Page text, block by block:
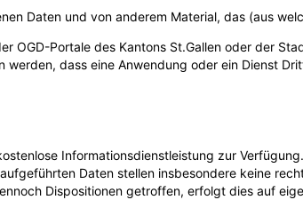
Daten und von anderem Material, das (aus
OGD-Portale des Kantons St.Gallen oder der
dass eine Anwendung oder ein Dienst
Informationsdienstleistung zur
Daten stellen insbesondere keine
Dispositionen getroffen, erfolgt dies auf